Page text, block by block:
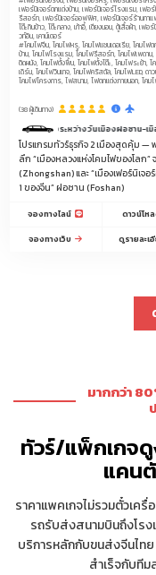
เฟอร์นิเจอร์ตกแต่งบ้าน, เฟอร์นิเจอร์โรงแรม, เฟอร์
รีสอร์ท, เฟอร์นิเจอร์ออฟฟิศ, เฟอร์นิเจอร์ร้านกาแ
โต๊ะกินข้าว, โต๊ะกลาง, เก้าอี้, เตียงนอน, ตู้เสื้อผ้า, เฟอ
วท์อิน, เคาน์เตอร์
#โคมไฟจีน, โคมไฟหรู, โคมไฟแชนเดอเรีย, โคมไฟต
บ้าน, โคมไฟโรงแรม, โคมไฟรีสอร์ท, โคมไฟเพดาน,
ติดผนัง, โคมไฟตั้งพื้น, โคมไฟตั้งโต๊ะ, โคมไฟระย้า, โ
เดิร์น, โคมไฟวินเทจ, โคมไฟคริสตัล, โคมไฟLED, ดา
โคมไฟโครงการ, ไฟสนาม, ไฟตกแต่งภายนอก, โคม
(38 ผู้เดินทาง)
งระหว่างวันเมืองฝอซาน-เมืองจงซาน-ส
โปรแกรมทัวร์ธุรกิจ 2 เมืองสุดคุ้ม — พ
ลึก “เมืองหลวงแห่งโคมไฟของโลก”
(Zhongshan) และ “เมืองเฟอร์นิเจ
1 ของจีน” ฝอซาน (Foshan)
จองทางไลน์
ดาวน์โห
จองทางเว็บ
ดูรายละเ
มากกว่า
ทัวร์/แพ็กเกจดู
แคน
ราคาแพคเกจไม่รวมตั๋วเค
รถรับส่งสนามบินถึงโรง
บริการหลักกับขนส่งจีนไทย
สำเร็จกับที